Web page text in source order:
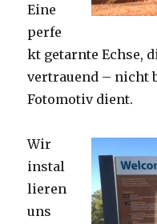
Eine
perfe
kt getarnte Echse,
vertrauend – nicht
Fotomotiv dient.
Wir
instal
lieren
uns